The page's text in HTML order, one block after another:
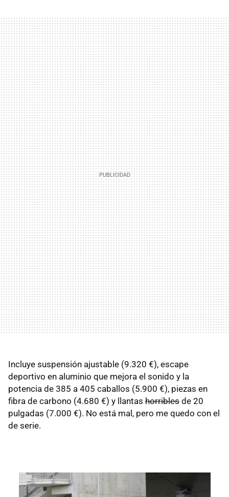
Incluye suspensión ajustable (9.320 €), escape
deportivo en aluminio que mejora el sonido y la
potencia de 385 a 405 caballos (5.900 €), piezas en
fibra de carbono (4.680 €) y llantas horribles de 20
pulgadas (7.000 €). No está mal, pero me quedo con el
de serie.